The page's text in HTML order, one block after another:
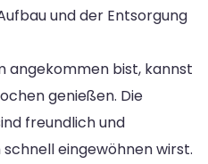
und der Entsorgung
angekommen bist, kannst
genießen. Die
freundlich und
eingewöhnen wirst.